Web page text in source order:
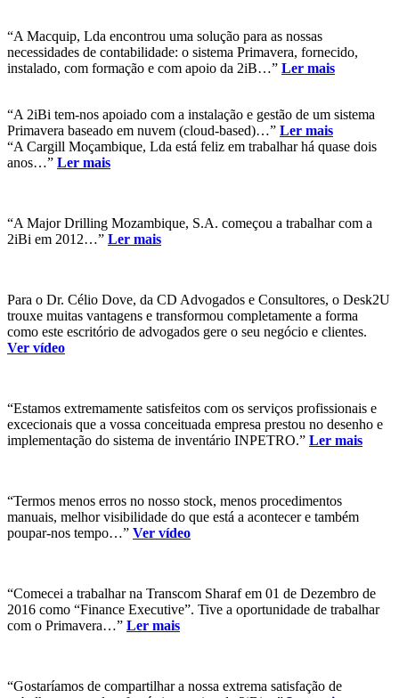
“A Macquip, Lda encontrou uma solução para as nossas
necessidades de contabilidade: o sistema Primavera, fornecido,
instalado, com formação e com apoio da 2iB…” Ler mais
“A 2iBi tem-nos apoiado com a instalação e gestão de um sistema
Primavera baseado em nuvem (cloud-based)…” Ler mais
“A Cargill Moçambique, Lda está feliz em trabalhar há quase dois
anos…” Ler mais
“A Major Drilling Mozambique, S.A. começou a trabalhar com a
2iBi em 2012…” Ler mais
Para o Dr. Célio Dove, da CD Advogados e Consultores, o Desk2U
trouxe muitas vantagens e transformou completamente a forma
como este escritório de advogados gere o seu negócio e clientes.
Ver vídeo
“Estamos extremamente satisfeitos com os serviços profissionais e
excecionais que a vossa conceituada empresa prestou no desenho e
implementação do sistema de inventário INPETRO.” Ler mais
“Termos menos erros no nosso stock, menos procedimentos
manuais, melhor visibilidade do que está a acontecer e também
poupar-nos tempo…” Ver vídeo
“Comecei a trabalhar na Transcom Sharaf em 01 de Dezembro de
2016 como “Finance Executive”. Tive a oportunidade de trabalhar
com o Primavera…” Ler mais
“Gostaríamos de compartilhar a nossa extrema satisfação de